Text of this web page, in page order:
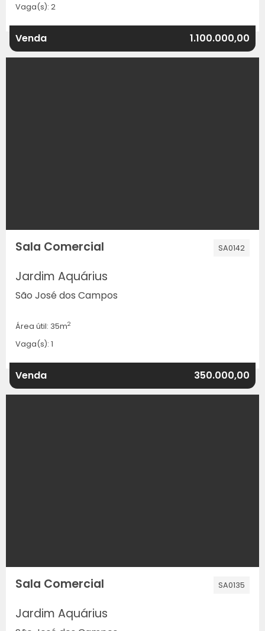
Vaga(s): 2
Venda 1.100.000,00
Sala Comercial SA0142
Jardim Aquárius
São José dos Campos
Área útil: 35m2
Vaga(s): 1
Venda 350.000,00
Sala Comercial SA0135
Jardim Aquárius